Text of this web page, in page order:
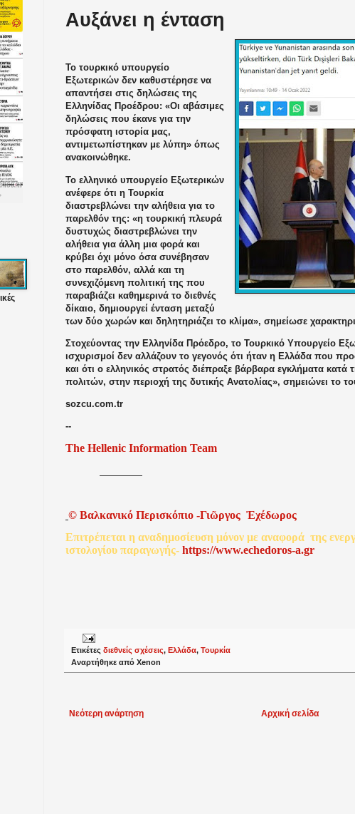
Αυξάνει η ένταση
Το τουρκικό υπουργείο
Εξωτερικών δεν καθυστέρησε να
απαντήσει στις δηλώσεις της
Ελληνίδας Προέδρου: «Οι αβάσιμες
δηλώσεις που έκανε για την
πρόσφατη ιστορία μας,
αντιμετωπίστηκαν με λύπη» όπως
ανακοινώθηκε.
Το ελληνικό υπουργείο Εξωτερικών
ανέφερε ότι η Τουρκία
διαστρεβλώνει την αλήθεια για το
παρελθόν της: «η τουρκική πλευρά
δυστυχώς διαστρεβλώνει την
αλήθεια για άλλη μια φορά και
κρύβει όχι μόνο όσα συνέβησαν
στο παρελθόν, αλλά και τη
συνεχιζόμενη πολιτική της που
παραβιάζει καθημερινά το διεθνές
δίκαιο, δημιουργεί ένταση μεταξύ
των δύο χωρών και δηλητηριάζει το κλίμα», σημείωσε
Στοχεύοντας την Ελληνίδα Πρόεδρο, το Τουρκικό Υπουργείο
ισχυρισμοί δεν αλλάζουν το γεγονός ότι ήταν η Ελλάδα που
και ότι ο ελληνικός στρατός διέπραξε βάρβαρα εγκλήματα
πολιτών, στην περιοχή της δυτικής Ανατολίας», σημειώνει το
sozcu.com.tr
--
The Hellenic Information Team
© Βαλκανικό Περισκόπιο -Γιῶργος Ἐχέδωρος
Επιτρέπεται η αναδημοσίευση μόνον με αναφορά της
ιστολογίου παραγωγής- https://www.echedoros-a.gr
Ετικέτες διεθνείς σχέσεις, Ελλάδα, Τουρκία
Αναρτήθηκε από Xenon
Νεότερη ανάρτηση Αρχική σελίδα